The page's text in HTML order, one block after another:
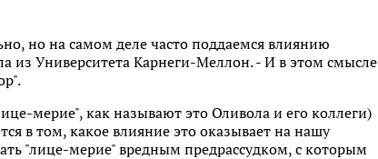
но на самом деле часто поддаемся влиянию
из Университета Карнеги-Меллон. - И в этом смысле
мерие", как называют это Оливола и его коллеги)
в том, какое влияние это оказывает на нашу
"лице-мерие" вредным предрассудком, с которым